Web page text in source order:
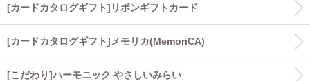
[カードカタログギフト]リボンギフトカード
[カードカタログギフト]メモリカ(MemoriCA)
[こだわり]ハーモニック やさしいみらい